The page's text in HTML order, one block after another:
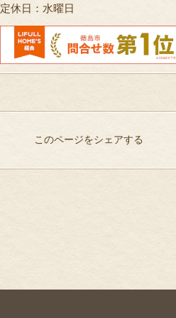
定休日：水曜日
このページをシェアする